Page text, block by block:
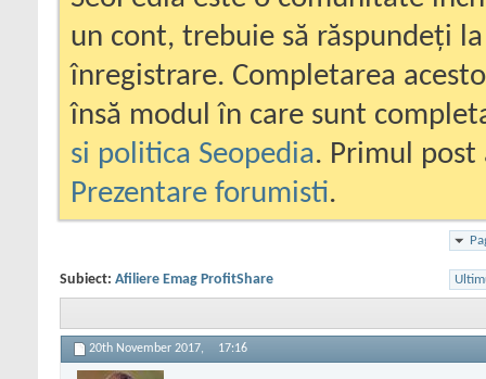
un cont, trebuie să răspundeți
înregistrare. Completarea
însă modul în care sunt
si politica Seopedia. Primul
Prezentare forumisti.
Subiect: Afiliere Emag ProfitShare
20th November 2017, 17:16